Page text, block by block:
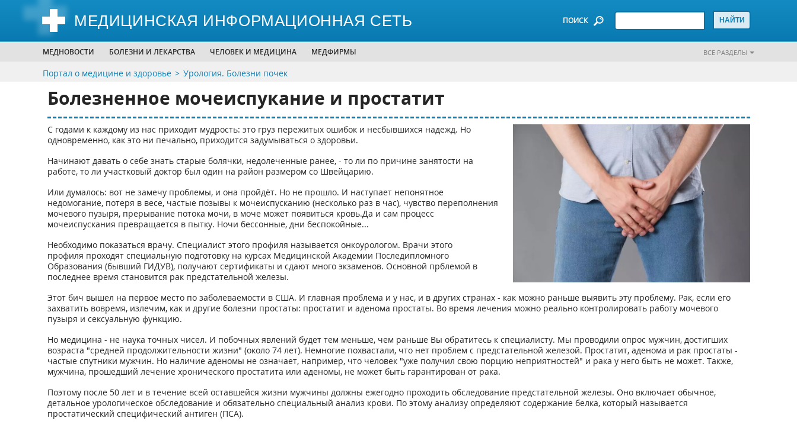
МЕДИЦИНСКАЯ ИНФОРМАЦИОННАЯ СЕТЬ ПОИСК
МЕДНОВОСТИ БОЛЕЗНИ И ЛЕКАРСТВА ЧЕЛОВЕК И МЕДИЦИНА МЕДФИРМЫ ВСЕ РАЗДЕЛЫ
Портал о медицине и здоровье Урология. Болезни почек
Болезненное мочеиспукание и простатит
С годами к каждому из нас приходит мудрость: это груз пережитых ошибок и несбывшихся надежд. Но
одновременно, как это ни печально, приходится задумываться о здоровьи.
Начинают давать о себе знать старые болячки, недолеченные ранее, - то ли по причине занятости на
работе, то ли участковый доктор был один на район размером со Швейцарию.
Или думалось: вот не замечу проблемы, и она пройдёт. Но не прошло. И наступает непонятное
недомогание, потеря в весе, частые позывы к мочеиспусканию (несколько раз в час), чувство переполнения
мочевого пузыря, прерывание потока мочи, в моче может появиться кровь.Да и сам процесс
мочеиспускания превращается в пытку. Ночи бессонные, дни беспокойные...
Необходимо показаться врачу. Специалист этого профиля называется онкоурологом. Врачи этого
профиля проходят специальную подготовку на курсах Медицинской Академии Последипломного
Образования (бывший ГИДУВ), получают сертификаты и сдают много экзаменов. Основной прблемой в
последнее время становится рак предстательной железы.
Этот бич вышел на первое место по заболеваемости в США. И главная проблема и у нас, и в других странах - как можно раньше выявить эту проблему. Рак, если его
захватить вовремя, излечим, как и другие болезни простаты: простатит и аденома простаты. Во время лечения можно реально контролировать работу мочевого
пузыря и сексуальную функцию.
Но медицина - не наука точных чисел. И побочных явлений будет тем меньше, чем раньше Вы обратитесь к специалисту. Мы проводили опрос мужчин, достигших
возраста "средней продолжительности жизни" (около 74 лет). Немногие похвастали, что нет проблем с предстательной железой. Простатит, аденома и рак простаты -
частые спутники мужчин. Но наличие аденомы не означает, например, что человек "уже получил свою порцию неприятностей" и рака у него быть не может. Также,
мужчина, прошедший лечение хронического простатита или аденомы, не может быть гарантирован от рака.
Поэтому после 50 лет и в течение всей оставшейся жизни мужчины должны ежегодно проходить обследование предстательной железы. Оно включает обычное,
детальное урологическое обследование и обязательно специальный анализ крови. По этому анализу определяют содержание белка, который называется
простатический специфический антиген (ПСА).